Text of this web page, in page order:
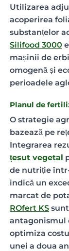
Utilizarea
acoperirea
substanțelor
Silifood 3000
mașinii de
omogenă și
perioadele
Planul de
O strategie
bazează pe
Integrarea
țesut vegetal
de nutriție
indică un
marcat de
ROfert KS
antagonismul
optimiza
unei a doua